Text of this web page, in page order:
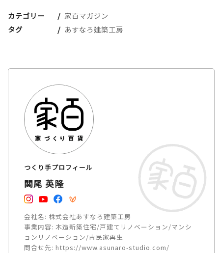
カテゴリー
家百マガジン
タグ
あすなろ建築工房
つくり手プロフィール
関尾 英隆
会社名: 株式会社あすなろ建築工房
事業内容: 木造新築住宅/戸建てリノベーション/マンシ
ョンリノベーション/古民家再生
問合せ先: https://www.asunaro-studio.com/